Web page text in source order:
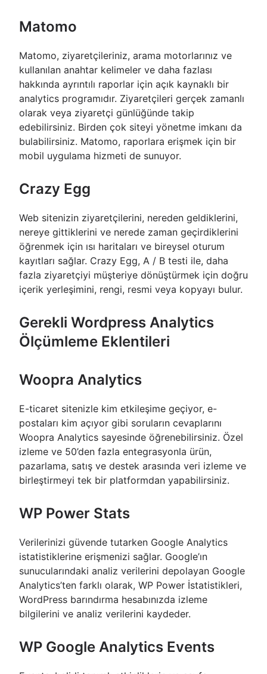
Matomo
Matomo, ziyaretçileriniz, arama motorlarınız ve
kullanılan anahtar kelimeler ve daha fazlası
hakkında ayrıntılı raporlar için açık kaynaklı bir
analytics programıdır. Ziyaretçileri gerçek zamanlı
olarak veya ziyaretçi günlüğünde takip
edebilirsiniz. Birden çok siteyi yönetme imkanı da
bulabilirsiniz. Matomo, raporlara erişmek için bir
mobil uygulama hizmeti de sunuyor.
Crazy Egg
Web sitenizin ziyaretçilerini, nereden geldiklerini,
nereye gittiklerini ve nerede zaman geçirdiklerini
öğrenmek için ısı haritaları ve bireysel oturum
kayıtları sağlar. Crazy Egg, A / B testi ile, daha
fazla ziyaretçiyi müşteriye dönüştürmek için doğru
içerik yerleşimini, rengi, resmi veya kopyayı bulur.
Gerekli Wordpress Analytics
Ölçümleme Eklentileri
Woopra Analytics
E-ticaret sitenizle kim etkileşime geçiyor, e-
postaları kim açıyor gibi soruların cevaplarını
Woopra Analytics sayesinde öğrenebilirsiniz. Özel
izleme ve 50’den fazla entegrasyonla ürün,
pazarlama, satış ve destek arasında veri izleme ve
birleştirmeyi tek bir platformdan yapabilirsiniz.
WP Power Stats
Verilerinizi güvende tutarken Google Analytics
istatistiklerine erişmenizi sağlar. Google’ın
sunucularındaki analiz verilerini depolayan Google
Analytics’ten farklı olarak, WP Power İstatistikleri,
WordPress barındırma hesabınızda izleme
bilgilerini ve analiz verilerini kaydeder.
WP Google Analytics Events